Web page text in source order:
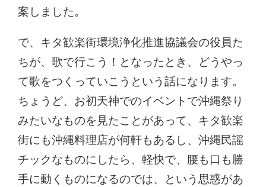
案しました。
で、キタ歓楽街環境浄化推進協議会の役員た
ちが、歌で行こう！となったとき、どうやっ
て歌をつくっていこうという話になります。
ちょうど、お初天神でのイベントで沖縄祭り
みたいなものを見たことがあって、キタ歓楽
街にも沖縄料理店が何軒もあるし、沖縄民謡
チックなものにしたら、軽快で、腰も口も勝
手に動くものになるのでは、という思惑があ